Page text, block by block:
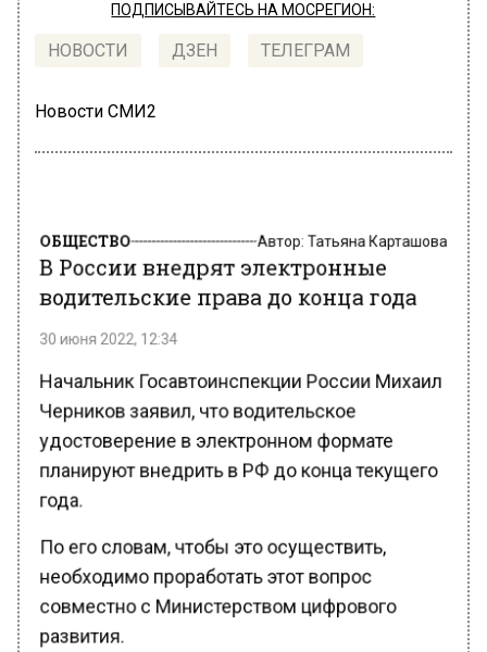
ПОДПИСЫВАЙТЕСЬ НА МОСРЕГИОН:
НОВОСТИ ДЗЕН ТЕЛЕГРАМ
Новости СМИ2
В России внедрят электронные
водительские права до конца года
Черников заявил, что водительское
удостоверение в электронном формате
планируют внедрить в РФ до конца текущего
По его словам, чтобы это осуществить,
необходимо проработать этот вопрос
совместно с Министерством цифрового
развития.